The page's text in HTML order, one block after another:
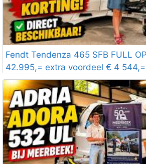
Fendt Tendenza 465 SFB FULL
42.995,= extra voordeel € 4 544,=